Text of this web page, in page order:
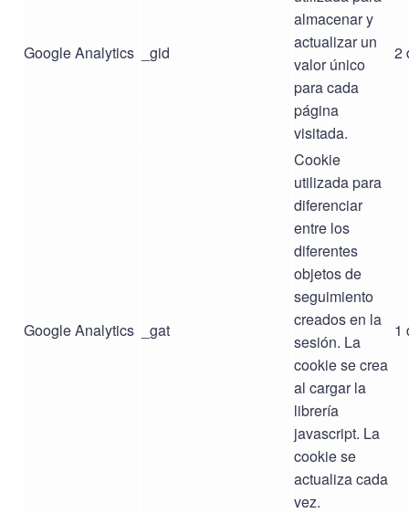
Google Analytics _gid
almacenar y
actualizar un
valor único
para cada
página
visitada.
2
Google Analytics _gat
Cookie
utilizada para
diferenciar
entre los
diferentes
objetos de
seguimiento
creados en la
sesión. La
cookie se crea
al cargar la
librería
javascript. La
cookie se
actualiza cada
vez.
1